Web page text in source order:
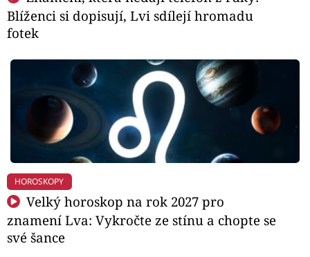
Blíženci si dopisují, Lvi sdílejí hromadu
fotek
HOROSKOPY
Velký horoskop na rok 2027 pro
znamení Lva: Vykročte ze stínu a chopte se
své šance